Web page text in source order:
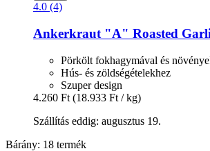
4.0 (4)
Ankerkraut "A" Roasted
Pörkölt fokhagymával és
Hús- és zöldségételekhez
Szuper design
4.260 Ft (18.933 Ft / kg)
Szállítás eddig: augusztus 19.
Bárány: 18 termék